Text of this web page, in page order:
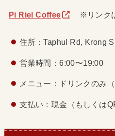
Pi Riel Coffee ※リンク
住所：Taphul Rd, Krong
営業時間：6:00〜19:00
メニュー：ドリンクのみ
支払い：現金（もしくは